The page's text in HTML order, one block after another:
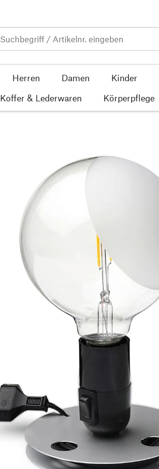
Herren Damen Kinder
Koffer & Lederwaren Körperpflege